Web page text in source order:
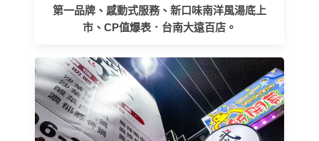
第一品牌、感動式服務、新口味南洋風湯底上
市、CP值爆表．台南大遠百店。